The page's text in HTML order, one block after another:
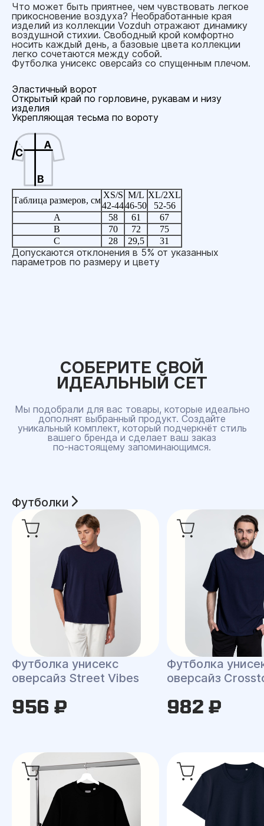
Что может быть приятнее, чем чувствовать легкое
прикосновение воздуха? Необработанные края
изделий из коллекции Vozduh отражают динамику
воздушной стихии. Свободный крой комфортно
носить каждый день, а базовые цвета коллекции
легко сочетаются между собой.
Футболка унисекс оверсайз со спущенным плечом.
Эластичный ворот
Открытый край по горловине, рукавам и низу
изделия
Укрепляющая тесьма по вороту
Таблица размеров, см
XS/S
42-44
M/L
46-50
XL/2XL
52-56
A
58 61
67
B
70 72
75
C
28 29,5 31
Допускаются отклонения в 5% от указанных
параметров по размеру и цвету
СОБЕРИТЕ СВОЙ
ИДЕАЛЬНЫЙ СЕТ
Мы подобрали для вас товары, которые идеально
дополнят выбранный продукт. Создайте
уникальный комплект, который подчеркнёт стиль
вашего бренда и сделает ваш заказ
по‑настоящему запоминающимся.
Футболки
Футболка унисекс
оверсайз Street Vibes
956 ₽
Футболка
оверсайз
982 ₽